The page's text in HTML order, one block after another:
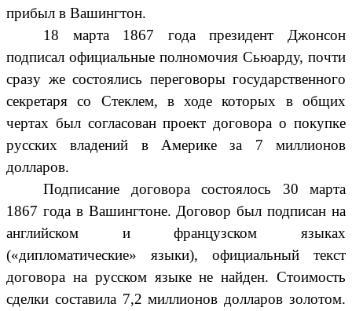
прибыл в Вашингтон.
18 марта 1867 года президент Джонсон
подписал официальные полномочия Сьюарду, почти
сразу же состоялись переговоры государственного
секретаря со Стеклем, в ходе которых в общих
чертах был согласован проект договора о покупке
русских владений в Америке за 7 миллионов
долларов.
Подписание договора состоялось 30 марта
1867 года в Вашингтоне. Договор был подписан на
английском и французском языках
(«дипломатические» языки), официальный текст
договора на русском языке не найден. Стоимость
сделки составила 7,2 миллионов долларов золотом.